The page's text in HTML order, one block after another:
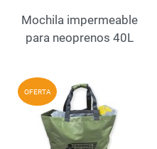
Mochila impermeable
para neoprenos 40L
OFERTA